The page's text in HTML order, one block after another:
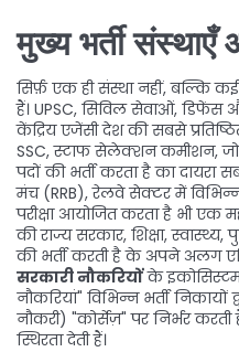
मुख्य भर्ती
सिर्फ़ एक ही संस्था नहीं, बल्कि कई
हैं। UPSC, सिविल सेवाओं, डिफेंस
केंद्रिय एजेंसीदेश की सबसे
SSC,स्टाफ सेलेक्शन कमीशन, जो
पदों की भर्ती करता हैका दायरा
मंच (RRB),रेलवे सेक्टर में
परीक्षा आयोजित करता है भी एक
कीराज्य सरकार, शिक्षा,
की भर्ती करती हैके अपने अलग
सरकारी नौकरियोंके इकोसिस्टम
नौकरियां" विभिन्न भर्ती निकायों
नौकरी) "कोर्सेज़" पर निर्भर
स्थिरता देती हैं।